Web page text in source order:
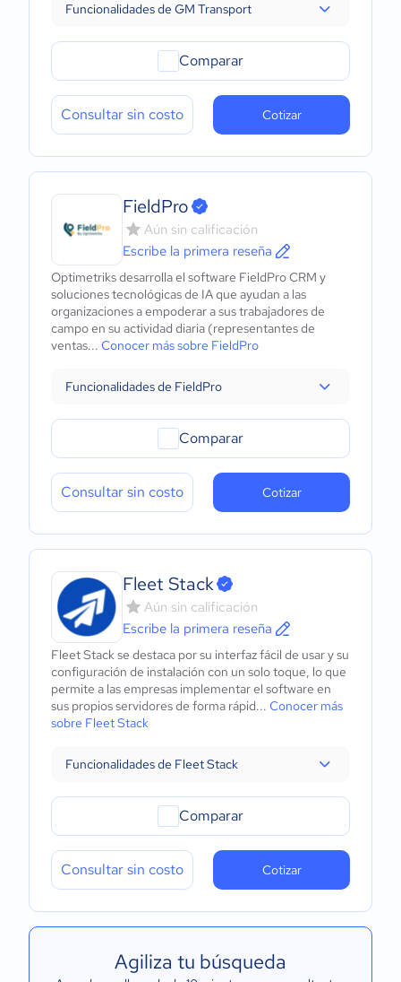
Funcionalidades de GM Transport
Comparar
Consultar sin costo Cotizar
FieldPro
Aún sin calificación
Escribe la primera reseña
Optimetriks desarrolla el software FieldPro CRM y
soluciones tecnológicas de IA que ayudan a las
organizaciones a empoderar a sus trabajadores de
campo en su actividad diaria (representantes de
ventas... Conocer más sobre FieldPro
Funcionalidades de FieldPro
Comparar
Consultar sin costo Cotizar
Fleet Stack
Aún sin calificación
Escribe la primera reseña
Fleet Stack se destaca por su interfaz fácil de usar y su
configuración de instalación con un solo toque, lo que
permite a las empresas implementar el software en
sus propios servidores de forma rápid... Conocer más
sobre Fleet Stack
Funcionalidades de Fleet Stack
Comparar
Consultar sin costo Cotizar
Agiliza tu búsqueda